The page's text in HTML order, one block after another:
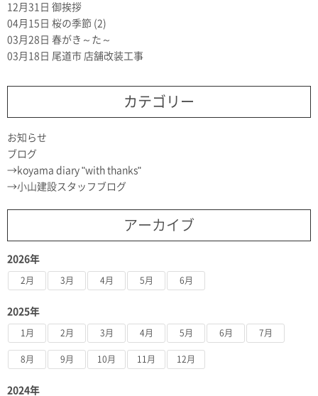
12月31日 御挨拶
04月15日 桜の季節 (2)
03月28日 春がき～た～
03月18日 尾道市 店舗改装工事
カテゴリー
お知らせ
ブログ
koyama diary "with thanks"
小山建設スタッフブログ
アーカイブ
2026年
2月 3月 4月 5月 6月
2025年
1月 2月 3月 4月 5月 6月 7月
8月 9月 10月 11月 12月
2024年